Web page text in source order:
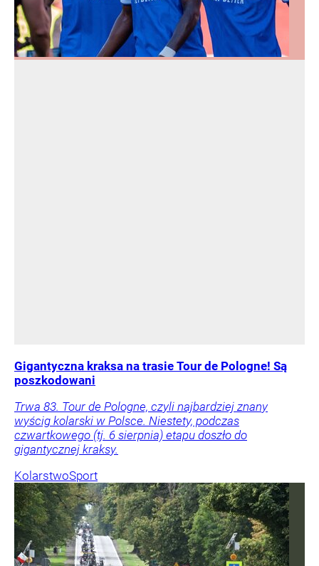
Gigantyczna kraksa na trasie Tour de Pologne! Są
poszkodowani
Trwa 83. Tour de Pologne, czyli najbardziej znany
wyścig kolarski w Polsce. Niestety, podczas
czwartkowego (tj. 6 sierpnia) etapu doszło do
gigantycznej kraksy.
KolarstwoSport